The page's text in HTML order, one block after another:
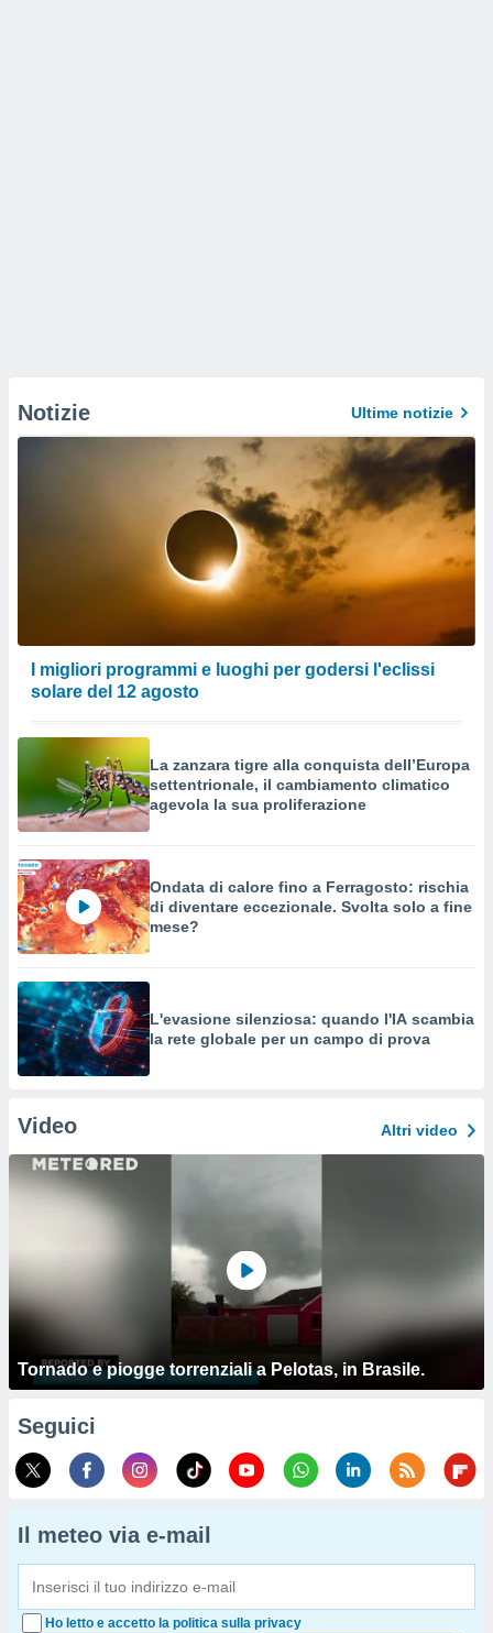
Notizie Ultime notizie
I migliori programmi e luoghi per godersi l'eclissi
solare del 12 agosto
La zanzara tigre alla conquista dell’Europa
settentrionale, il cambiamento climatico
agevola la sua proliferazione
Ondata di calore fino a Ferragosto: rischia
di diventare eccezionale. Svolta solo a fine
mese?
L'evasione silenziosa: quando l'IA scambia
la rete globale per un campo di prova
Video Altri video
Tornado e piogge torrenziali a Pelotas, in Brasile.
Seguici
Il meteo via e-mail
Ho letto e accetto la politica sulla privacy